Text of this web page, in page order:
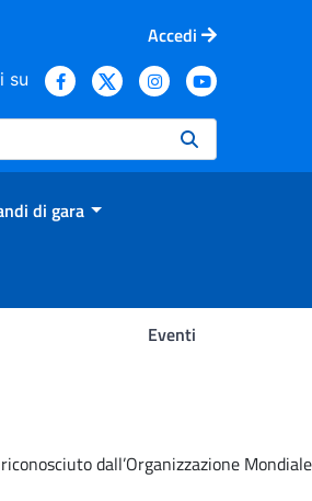
Accedi
su
di gara
Eventi
dall’Organizzazione Mondiale